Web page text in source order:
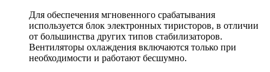
Для обеспечения мгновенного срабатывания
используется блок электронных тиристоров, в отличии
от большинства других типов стабилизаторов.
Вентиляторы охлаждения включаются только при
необходимости и работают бесшумно.